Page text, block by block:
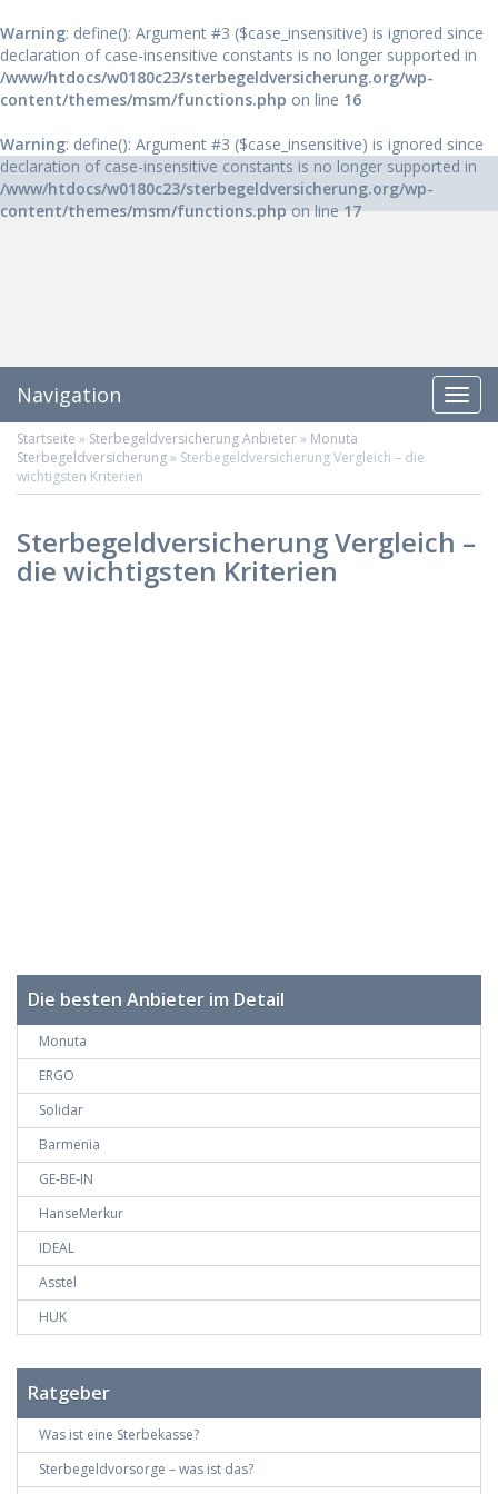
Warning: define(): Argument #3 ($case_insensitive) is ignored since
declaration of case-insensitive constants is no longer supported in
/www/htdocs/w0180c23/sterbegeldversicherung.org/wp-
content/themes/msm/functions.php on line 16
Warning: define(): Argument #3 ($case_insensitive) is ignored since
declaration of case-insensitive constants is no longer supported in
/www/htdocs/w0180c23/sterbegeldversicherung.org/wp-
content/themes/msm/functions.phpon line17
Navigation
Startseite » Sterbegeldversicherung Anbieter» Monuta
Sterbegeldversicherung» Sterbegeldversicherung Vergleich – die
wichtigsten Kriterien
Sterbegeldversicherung Vergleich –
die wichtigsten Kriterien
Die besten Anbieter im Detail
Monuta
ERGO
Solidar
Barmenia
GE-BE-IN
HanseMerkur
IDEAL
Asstel
HUK
Ratgeber
Was ist eine Sterbekasse?
Sterbegeldvorsorge – was ist das?